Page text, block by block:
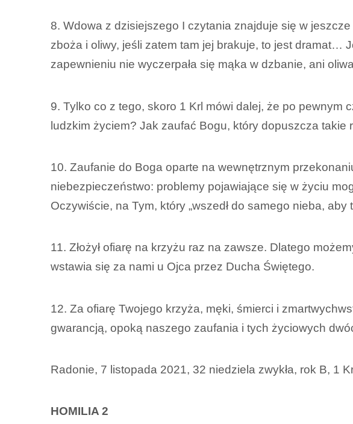
8. Wdowa z dzisiejszego I czytania znajduje się w
zboża i oliwy, jeśli zatem tam jej brakuje, to jest dramat…
zapewnieniu nie wyczerpała się mąka w dzbanie, ani
9. Tylko co z tego, skoro 1 Krl mówi dalej, że po pewnym
ludzkim życiem? Jak zaufać Bogu, który dopuszcza takie
10. Zaufanie do Boga oparte na wewnętrznym
niebezpieczeństwo: problemy pojawiające się w życiu
Oczywiście, na Tym, który „wszedł do samego nieba,
11. Złożył ofiarę na krzyżu raz na zawsze. Dlatego
wstawia się za nami u Ojca przez Ducha Świętego.
12. Za ofiarę Twojego krzyża, męki, śmierci i
gwarancją, opoką naszego zaufania i tych życiowych
Radonie, 7 listopada 2021, 32 niedziela zwykła, rok B, 1
HOMILIA 2